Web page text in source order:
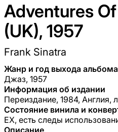
Adventures
(UK), 1957
Frank Sinatra
Жанр и год выхода альбома
Джаз, 1957
Информация об издании
Переиздание, 1984, Англия,
Состояние винила и
EX, есть следы
Описание